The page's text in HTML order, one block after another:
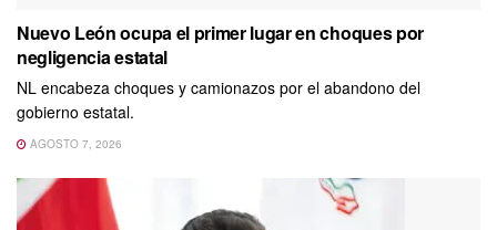
Nuevo León ocupa el primer lugar en choques por
negligencia estatal
NL encabeza choques y camionazos por el abandono del
gobierno estatal.
AGOSTO 7, 2026